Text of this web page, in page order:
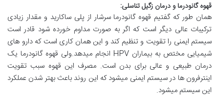
قهوه گانودرما و درمان زگیل تناسلی:
همان طور که گفتیم قهوه گانودرما سرشار از پلی ساکارید و مقدار زیادی
ترکیبات عالی دیگر است که اگر به صورت مداوم خورده شود قادر است
سیستم ایمنی را تقویت و تنظیم کند و این همان کاری است که دارو های
شیمیایی مختص به بیماران HPV انجام میدهد.ولی قهوه گانودرما یک
درمان طبیعی و عالی برای بدن است. مصرف این قهوه سبب تقویت
اینترفرون ها در سیستم ایمنی میشود که این روند باعث بهتر شدن عملکرد
این سیستم میشود.